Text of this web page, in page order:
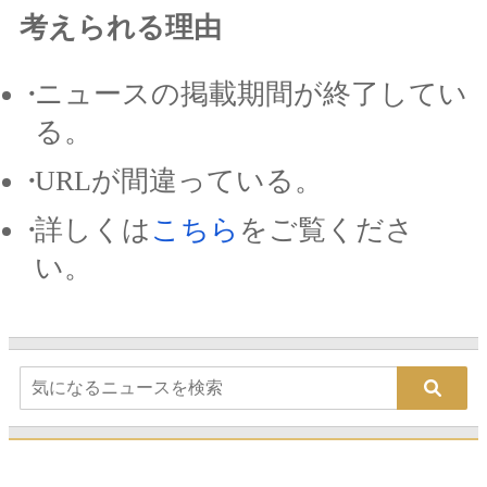
考えられる理由
ニュースの掲載期間が終了してい
る。
URLが間違っている。
詳しくは こちら をご覧くださ
い。